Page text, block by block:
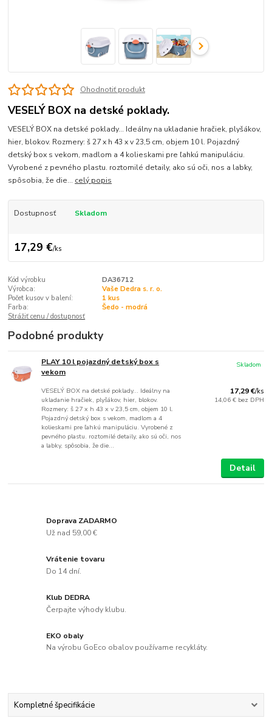
Ohodnotiť produkt
VESELÝ BOX na detské poklady.
VESELÝ BOX na detské poklady... Ideálny na ukladanie hračiek, plyšákov,
hier, blokov. Rozmery: š 27 x h 43 x v 23,5 cm, objem 10 l. Pojazdný
detský box s vekom, madlom a 4 kolieskami pre ľahkú manipuláciu.
Vyrobené z pevného plastu. roztomilé detaily, ako sú oči, nos a labky,
spôsobia, že die... celý popis
Dostupnosť Skladom
17,29 €/ks
Kód výrobku
DA36712
Výrobca:
Vaše Dedra s. r. o.
Počet kusov v balení:
1 kus
Farba:
Šedo - modrá
Strážiť cenu / dostupnosť
Podobné produkty
PLAY 10 l pojazdný detský box s
vekom
VESELÝ BOX na detské poklady... Ideálny na
ukladanie hračiek, plyšákov, hier, blokov.
Rozmery: š 27 x h 43 x v 23,5 cm, objem 10 l.
Pojazdný detský box s vekom, madlom a 4
kolieskami pre ľahkú manipuláciu. Vyrobené z
pevného plastu. roztomilé detaily, ako sú oči, nos
a labky, spôsobia, že die...
17,29 €/ks
14,06 € bez DPH
Skladom
Detail
Doprava ZADARMO
Už nad 59,00 €
Vrátenie tovaru
Do 14 dní.
Klub DEDRA
Čerpajte výhody klubu.
EKO obaly
Na výrobu GoEco obalov používame recykláty.
Kompletné špecifikácie